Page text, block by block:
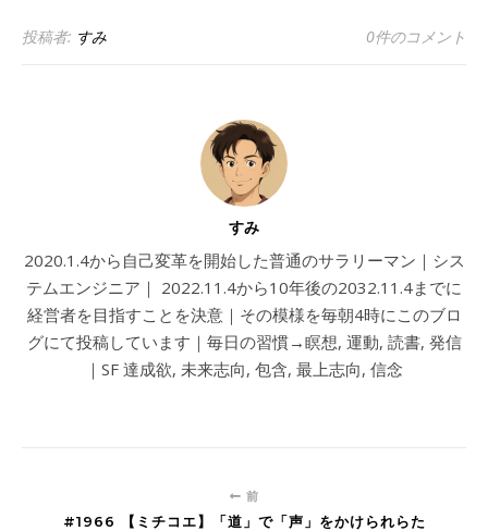
投稿者: すみ 0件のコメント
すみ
2020.1.4から自己変革を開始した普通のサラリーマン｜シス
テムエンジニア｜ 2022.11.4から10年後の2032.11.4までに
経営者を目指すことを決意｜その模様を毎朝4時にこのブロ
グにて投稿しています｜毎日の習慣→瞑想, 運動, 読書, 発信
｜SF 達成欲, 未来志向, 包含, 最上志向, 信念
前
#1966 【ミチコエ】「道」で「声」をかけられらた